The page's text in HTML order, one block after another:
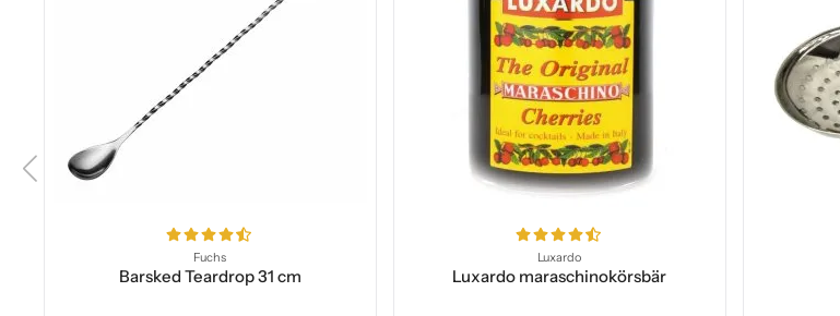
Fuchs
Barsked Teardrop 31 cm
Luxardo
Luxardo maraschinokörsbär